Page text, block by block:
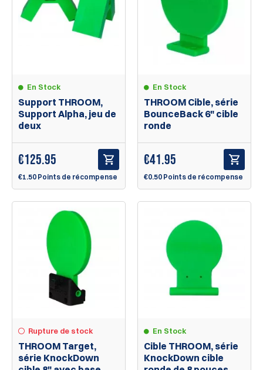
En Stock
Support THROOM,
Support Alpha, jeu de
deux
€125.95
€1.50 Points de récompense
En Stock
THROOM Cible, série
BounceBack 6" cible
ronde
€41.95
€0.50 Points de récompense
Rupture de stock
THROOM Target,
série KnockDown
En Stock
Cible THROOM, série
KnockDown cible